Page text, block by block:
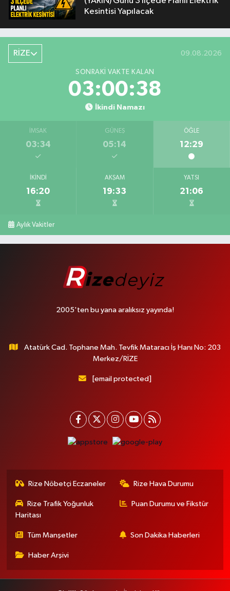
Kesintisi Yapılacak
RİZE 09.08.2026
SONRAKI VAKTE KALAN
03:00:37
İkindi Namazı
İMSAK
03:34
GÜNEŞ
05:14
ÖĞLE
12:29
İKINDI
16:20
AKŞAM
19:33
YATSI
21:06
Aylık Vakitler
2005'ten bu yana aralıksız yayında!
Atatürk Cad. Tophane Mah. Tevfik Mataracı İş Hanı No: 203
Merkez/RİZE
[email protected]
Rize Nöbetçi Eczaneler Rize Hava Durumu
Rize Trafik Yoğunluk
Haritası
Puan Durumu ve Fikstür
Tüm Manşetler Son Dakika Haberleri
Haber Arşivi